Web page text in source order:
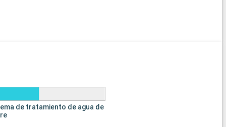
de tratamiento de agua de